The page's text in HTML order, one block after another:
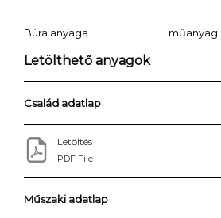
Búra anyaga műanyag
Letölthető anyagok
Család adatlap
Letöltés
PDF File
Műszaki adatlap